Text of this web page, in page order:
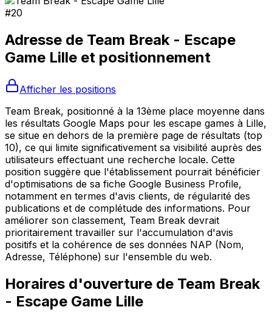
#20
Adresse de Team Break - Escape
Game Lille et positionnement
Afficher les positions
Team Break, positionné à la 13ème place moyenne dans
les résultats Google Maps pour les escape games à Lille,
se situe en dehors de la première page de résultats (top
10), ce qui limite significativement sa visibilité auprès des
utilisateurs effectuant une recherche locale. Cette
position suggère que l'établissement pourrait bénéficier
d'optimisations de sa fiche Google Business Profile,
notamment en termes d'avis clients, de régularité des
publications et de complétude des informations. Pour
améliorer son classement, Team Break devrait
prioritairement travailler sur l'accumulation d'avis
positifs et la cohérence de ses données NAP (Nom,
Adresse, Téléphone) sur l'ensemble du web.
Horaires d'ouverture de Team Break
- Escape Game Lille